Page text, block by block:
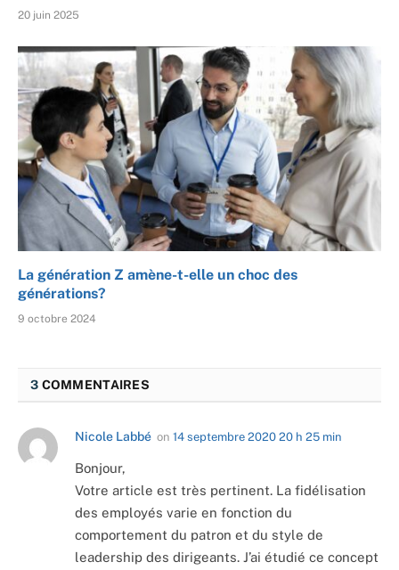
20 juin 2025
La génération Z amène-t-elle un choc des
générations?
9 octobre 2024
3 COMMENTAIRES
Nicole Labbé on 14 septembre 2020 20 h 25 min
Bonjour,
Votre article est très pertinent. La fidélisation
des employés varie en fonction du
comportement du patron et du style de
leadership des dirigeants. J’ai étudié ce concept